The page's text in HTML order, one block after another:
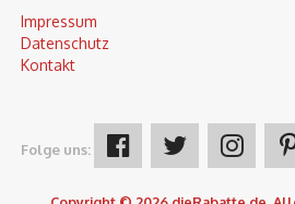
Impressum
Datenschutz
Kontakt
Folge uns: